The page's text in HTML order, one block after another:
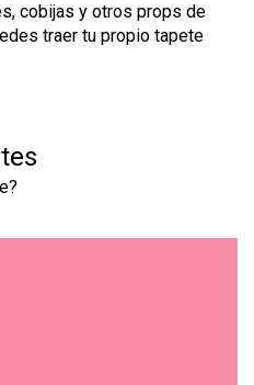
cobijas y otros props de
traer tu propio tapete